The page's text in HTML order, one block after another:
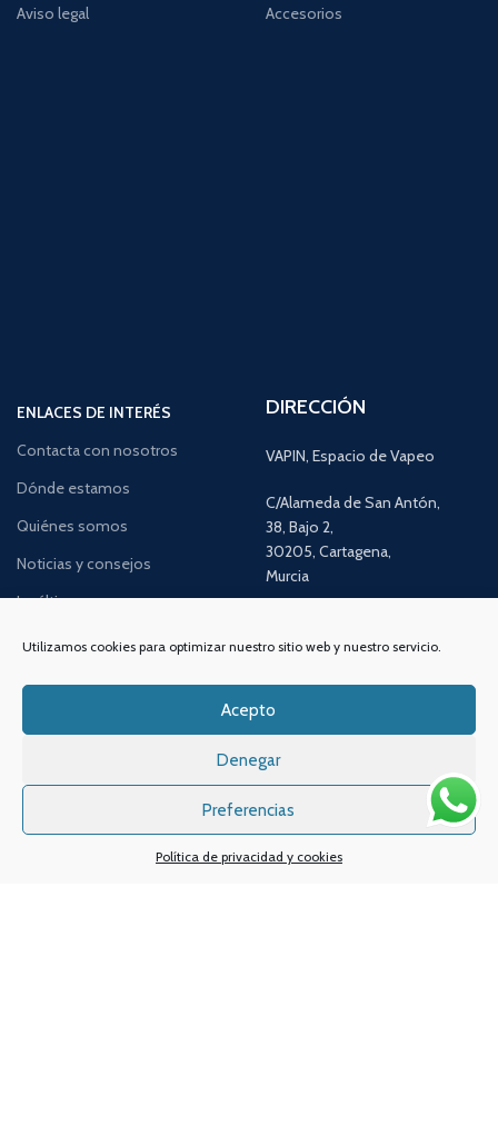
Utilizamos cookies para optimizar nuestro sitio web y nuestro servicio.
Acepto
Denegar
Preferencias
Política de privacidad y cookies
Aviso legal
Accesorios
ENLACES DE INTERÉS
Contacta con nosotros
Dónde estamos
Quiénes somos
Noticias y consejos
Lo último en vapeo
Ofertas exclusivas
DIRECCIÓN
VAPIN, Espacio de Vapeo
C/Alameda de San Antón,
38, Bajo 2,
30205, Cartagena,
Murcia
Atención al cliente:
L a V de 10
TELÉFONO:
WATSSAPP:601 30 58 28
Email: